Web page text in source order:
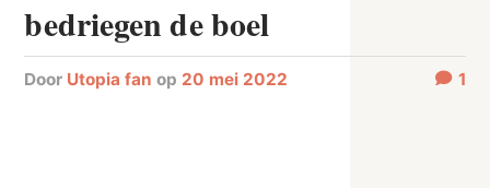
bedriegen de boel
door Utopia fan op 20 mei 2022 1